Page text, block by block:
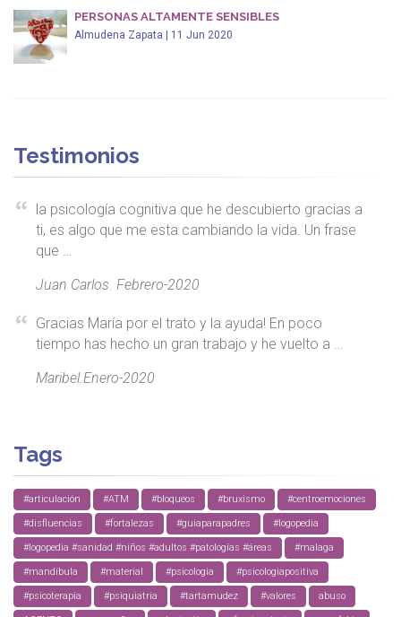
PERSONAS ALTAMENTE SENSIBLES
Almudena Zapata | 11 Jun 2020
Testimonios
la psicología cognitiva que he descubierto gracias a
ti, es algo que me esta cambiando la vida. Un frase
que …
Juan Carlos. Febrero-2020
Gracias María por el trato y la ayuda! En poco
tiempo has hecho un gran trabajo y he vuelto a …
Maribel.Enero-2020
Tags
#articulación #ATM #bloqueos #bruxismo #centroemociones
#disfluencias #fortalezas #guiaparapadres #logopedia
#logopedia #sanidad #niños #adultos #patologías #áreas #malaga
#mandíbula #material #psicologia #psicologiapositiva
#psicoterapia #psiquiatria #tartamudez #valores abuso